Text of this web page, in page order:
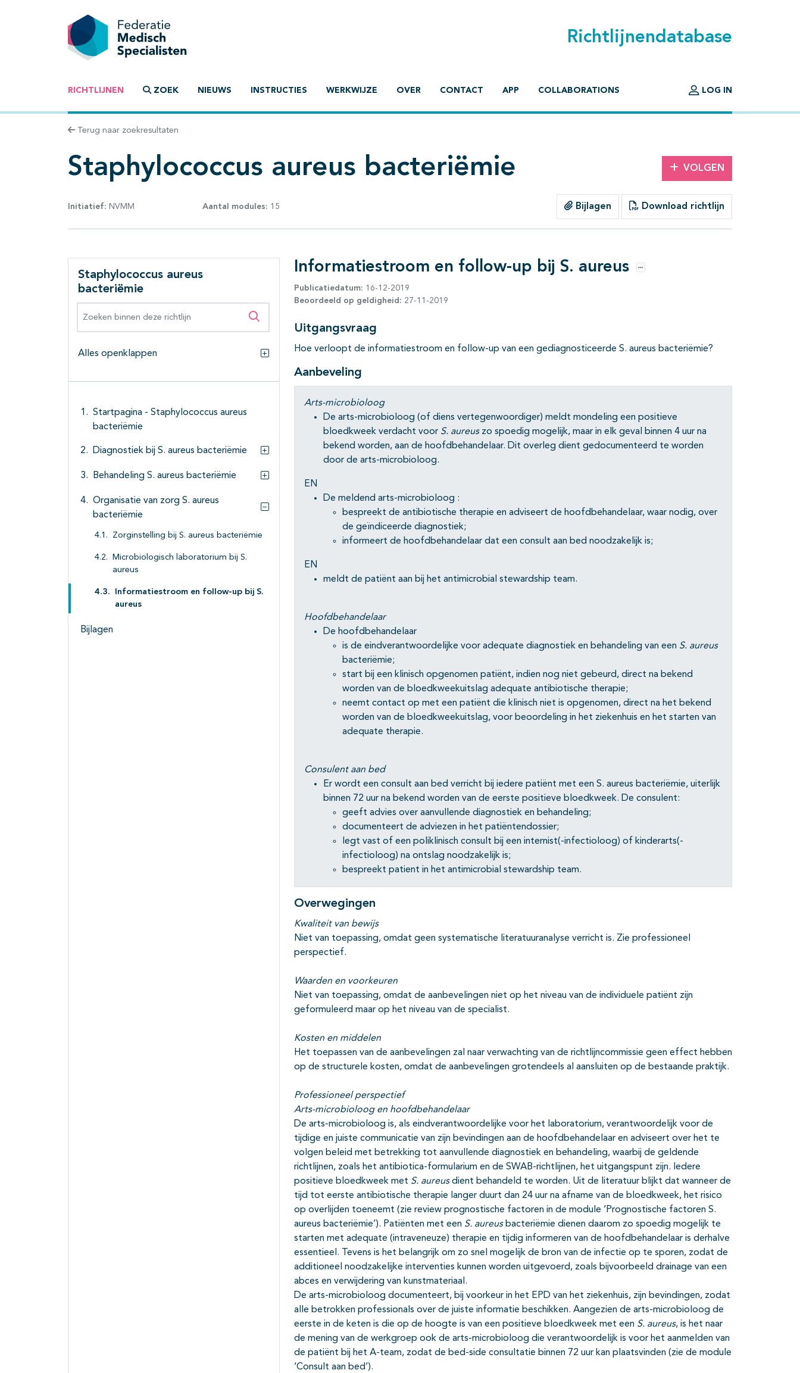
Richtlijnendatabase
RICHTLIJNEN ZOEK NIEUWS INSTRUCTIES WERKWIJZE OVER CONTACT APP COLLABORATIONS LOG IN
Terug naar zoekresultaten
Staphylococcus aureus bacteriëmie VOLGEN
Initiatief: NVMM Aantal modules: 15 Bijlagen Download richtlijn
Staphylococcus aureus
bacteriëmie
Zoeken binnen deze richtlijn
Alles openklappen
Alles openklappen
Startpagina - Staphylococcus aureus
bacteriëmie
Diagnostiek bij S. aureus bacteriëmie
Subpagina's open- en dichtklappen
Behandeling S. aureus bacteriëmie
Organisatie van zorg S. aureus
bacteriëmie
Subpagina's open- en dichtklappen
Zorginstelling bij S. aureus bacteriëmie
Microbiologisch laboratorium bij S.
aureus
Informatiestroom en follow-up bij S.
aureus
Bijlagen
Informatiestroom en follow-up bij S. aureus Opties
Publicatiedatum: 16-12-2019
Beoordeeld op geldigheid: 27-11-2019
Uitgangsvraag
Hoe verloopt de informatiestroom en follow-up van een gediagnosticeerde S. aureus bacteriëmie?
Aanbeveling
Arts-microbioloog
De arts-microbioloog (of diens vertegenwoordiger) meldt mondeling een positieve
bloedkweek verdacht voor S. aureus zo spoedig mogelijk, maar in elk geval binnen 4 uur na
bekend worden, aan de hoofdbehandelaar. Dit overleg dient gedocumenteerd te worden
door de arts-microbioloog.
EN
De meldend arts-microbioloog :
bespreekt de antibiotische therapie en adviseert de hoofdbehandelaar, waar nodig, over
de geïndiceerde diagnostiek;
informeert de hoofdbehandelaar dat een consult aan bed noodzakelijk is;
EN
meldt de patiënt aan bij het antimicrobial stewardship team.
Hoofdbehandelaar
De hoofdbehandelaar
is de eindverantwoordelijke voor adequate diagnostiek en behandeling van een S. aureus
bacteriëmie;
start bij een klinisch opgenomen patiënt, indien nog niet gebeurd, direct na bekend
worden van de bloedkweekuitslag adequate antibiotische therapie;
neemt contact op met een patiënt die klinisch niet is opgenomen, direct na het bekend
worden van de bloedkweekuitslag, voor beoordeling in het ziekenhuis en het starten van
adequate therapie.
Consulent aan bed
Er wordt een consult aan bed verricht bij iedere patiënt met een S. aureus bacteriëmie, uiterlijk
binnen 72 uur na bekend worden van de eerste positieve bloedkweek. De consulent:
geeft advies over aanvullende diagnostiek en behandeling;
documenteert de adviezen in het patiëntendossier;
legt vast of een poliklinisch consult bij een internist(-infectioloog) of kinderarts(-
infectioloog) na ontslag noodzakelijk is;
bespreekt patient in het antimicrobial stewardship team.
Overwegingen
Kwaliteit van bewijs
Niet van toepassing, omdat geen systematische literatuuranalyse verricht is. Zie professioneel
perspectief.
Waarden en voorkeuren
Niet van toepassing, omdat de aanbevelingen niet op het niveau van de individuele patiënt zijn
geformuleerd maar op het niveau van de specialist.
Kosten en middelen
Het toepassen van de aanbevelingen zal naar verwachting van de richtlijncommissie geen effect hebben
op de structurele kosten, omdat de aanbevelingen grotendeels al aansluiten op de bestaande praktijk.
Professioneel perspectief
Arts-microbioloog en hoofdbehandelaar
De arts-microbioloog is, als eindverantwoordelijke voor het laboratorium, verantwoordelijk voor de
tijdige en juiste communicatie van zijn bevindingen aan de hoofdbehandelaar en adviseert over het te
volgen beleid met betrekking tot aanvullende diagnostiek en behandeling, waarbij de geldende
richtlijnen, zoals het antibiotica-formularium en de SWAB-richtlijnen, het uitgangspunt zijn. Iedere
positieve bloedkweek met S. aureusdient behandeld te worden. Uit de literatuur blijkt dat wanneer de
tijd tot eerste antibiotische therapie langer duurt dan 24 uur na afname van de bloedkweek, het risico
op overlijden toeneemt (zie review prognostische factoren in de module ‘Prognostische factoren S.
aureus bacteriëmie’). Patiënten met een S. aureusbacteriëmie dienen daarom zo spoedig mogelijk te
starten met adequate (intraveneuze) therapie en tijdig informeren van de hoofdbehandelaar is derhalve
essentieel. Tevens is het belangrijk om zo snel mogelijk de bron van de infectie op te sporen, zodat de
additioneel noodzakelijke interventies kunnen worden uitgevoerd, zoals bijvoorbeeld drainage van een
abces en verwijdering van kunstmateriaal.
De arts-microbioloog documenteert, bij voorkeur in het EPD van het ziekenhuis, zijn bevindingen, zodat
alle betrokken professionals over de juiste informatie beschikken. Aangezien de arts-microbioloog de
eerste in de keten is die op de hoogte is van een positieve bloedkweek met een S. aureus, is het naar
de mening van de werkgroep ook de arts-microbioloog die verantwoordelijk is voor het aanmelden van
de patiënt bij het A-team, zodat de bed-side consultatie binnen 72 uur kan plaatsvinden (zie de module
‘Consult aan bed’).